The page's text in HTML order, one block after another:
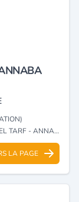
TARF - ANNABA
LA PAGE